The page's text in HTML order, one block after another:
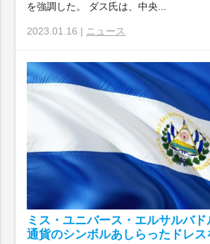
を強調した。 ダス氏は、中央...
2023.01.16 | ニュース
ミス・ユニバース・エルサルバ
通貨のシンボルあしらったドレス